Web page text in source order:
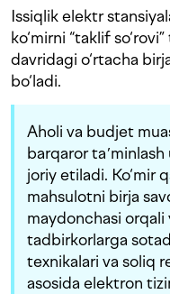
Issiqlik elektr
ko‘mirni “taklif
davridagi o‘rtacha
bo‘ladi.
Aholi va budjet
barqaror
joriy etiladi. Ko‘mir
mahsulotni birja
maydonchasi
tadbirkorlarga
texnikalari va soliq
asosida elektron